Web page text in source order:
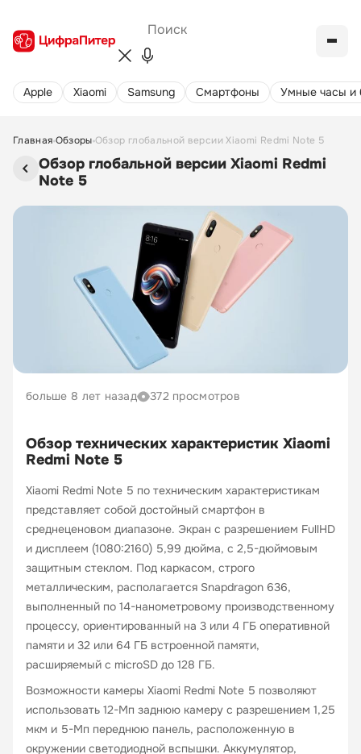
Apple Xiaomi Samsung Cмартфоны Умные часы и
Главная Обзоры Обзор глобальной версии Xiaomi Redmi Note 5
Обзор глобальной версии Xiaomi Redmi
Note 5
больше 8 лет назад 372 просмотров
Обзор технических характеристик Xiaomi
Redmi Note 5
Xiaomi Redmi Note 5 по техническим характеристикам
представляет собой достойный смартфон в
среднеценовом диапазоне. Экран с разрешением FullHD
и дисплеем (1080:2160) 5,99 дюйма, с 2,5-дюймовым
защитным стеклом. Под каркасом, строго
металлическим, располагается Snapdragon 636,
выполненный по 14-нанометровому производственному
процессу, ориентированный на 3 или 4 ГБ оперативной
памяти и 32 или 64 ГБ встроенной памяти,
расширяемый с microSD до 128 ГБ.
Возможности камеры Xiaomi Redmi Note 5 позволяют
использовать 12-Мп заднюю камеру с разрешением 1,25
мкм и 5-Мп переднюю панель, расположенную в
окружении светодиодной вспышки. Аккумулятор,